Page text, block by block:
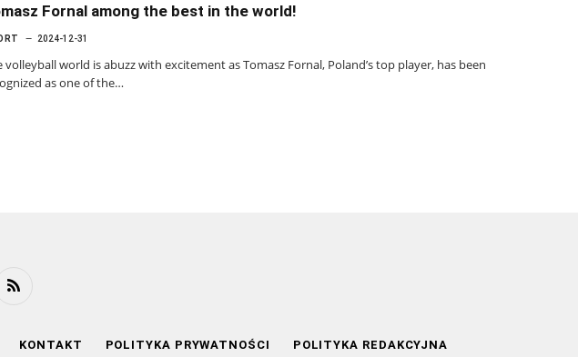
Fornal among the best in the world!
2024-12-31
volleyball world is abuzz with excitement as Tomasz Fornal, Poland’s top player, has been
as one of the…
RSS
KONTAKT POLITYKA PRYWATNOŚCI POLITYKA REDAKCYJNA